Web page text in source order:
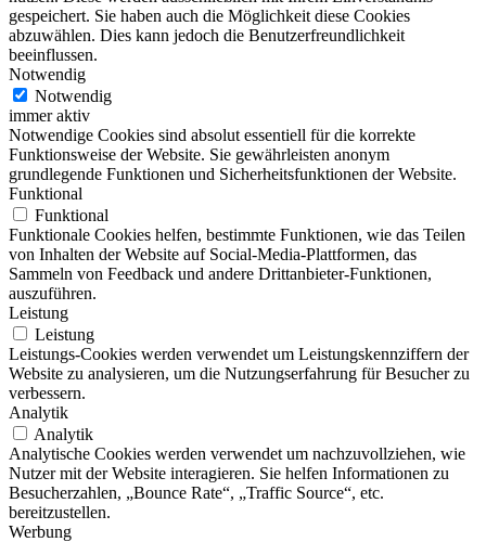
gespeichert. Sie haben auch die Möglichkeit diese Cookies
abzuwählen. Dies kann jedoch die Benutzerfreundlichkeit
beeinflussen.
Notwendig
Notwendig
immer aktiv
Notwendige Cookies sind absolut essentiell für die korrekte
Funktionsweise der Website. Sie gewährleisten anonym
grundlegende Funktionen und Sicherheitsfunktionen der Website.
Funktional
Funktional
Funktionale Cookies helfen, bestimmte Funktionen, wie das Teilen
von Inhalten der Website auf Social-Media-Plattformen, das
Sammeln von Feedback und andere Drittanbieter-Funktionen,
auszuführen.
Leistung
Leistung
Leistungs-Cookies werden verwendet um Leistungskennziffern der
Website zu analysieren, um die Nutzungserfahrung für Besucher zu
verbessern.
Analytik
Analytik
Analytische Cookies werden verwendet um nachzuvollziehen, wie
Nutzer mit der Website interagieren. Sie helfen Informationen zu
Besucherzahlen, „Bounce Rate“, „Traffic Source“, etc.
bereitzustellen.
Werbung